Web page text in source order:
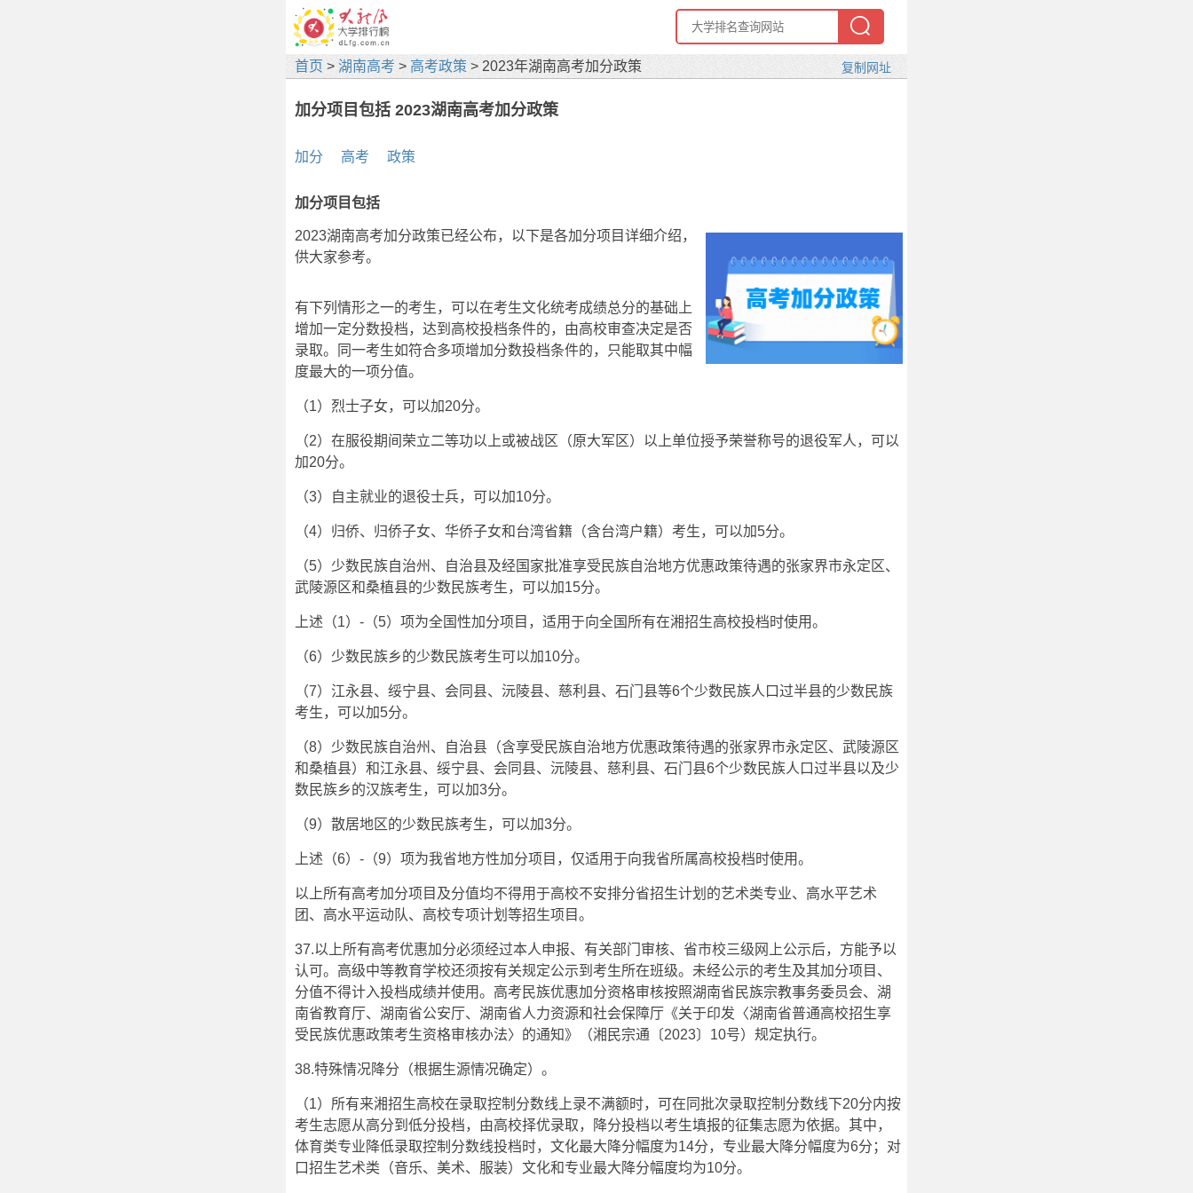
首页 > 湖南高考 > 高考政策 > 2023年湖南高考加分政策
加分项目包括 2023湖南高考加分政策
加分 高考 政策
加分项目包括
2023湖南高考加分政策已经公布，以下是各加分项目详细介绍，
供大家参考。
有下列情形之一的考生，可以在考生文化统考成绩总分的基础上
增加一定分数投档，达到高校投档条件的，由高校审查决定是否
录取。同一考生如符合多项增加分数投档条件的，只能取其中幅
度最大的一项分值。
（1）烈士子女，可以加20分。
（2）在服役期间荣立二等功以上或被战区（原大军区）以上单位授予荣誉称号的退役军人，可以
加20分。
（3）自主就业的退役士兵，可以加10分。
（4）归侨、归侨子女、华侨子女和台湾省籍（含台湾户籍）考生，可以加5分。
（5）少数民族自治州、自治县及经国家批准享受民族自治地方优惠政策待遇的张家界市永定区、
武陵源区和桑植县的少数民族考生，可以加15分。
上述（1）-（5）项为全国性加分项目，适用于向全国所有在湘招生高校投档时使用。
（6）少数民族乡的少数民族考生可以加10分。
（7）江永县、绥宁县、会同县、沅陵县、慈利县、石门县等6个少数民族人口过半县的少数民族
考生，可以加5分。
（8）少数民族自治州、自治县（含享受民族自治地方优惠政策待遇的张家界市永定区、武陵源区
和桑植县）和江永县、绥宁县、会同县、沅陵县、慈利县、石门县6个少数民族人口过半县以及少
数民族乡的汉族考生，可以加3分。
（9）散居地区的少数民族考生，可以加3分。
上述（6）-（9）项为我省地方性加分项目，仅适用于向我省所属高校投档时使用。
以上所有高考加分项目及分值均不得用于高校不安排分省招生计划的艺术类专业、高水平艺术
团、高水平运动队、高校专项计划等招生项目。
37.以上所有高考优惠加分必须经过本人申报、有关部门审核、省市校三级网上公示后，方能予以
认可。高级中等教育学校还须按有关规定公示到考生所在班级。未经公示的考生及其加分项目、
分值不得计入投档成绩并使用。高考民族优惠加分资格审核按照湖南省民族宗教事务委员会、湖
南省教育厅、湖南省公安厅、湖南省人力资源和社会保障厅《关于印发〈湖南省普通高校招生享
受民族优惠政策考生资格审核办法〉的通知》（湘民宗通〔2023〕10号）规定执行。
38.特殊情况降分（根据生源情况确定）。
（1）所有来湘招生高校在录取控制分数线上录不满额时，可在同批次录取控制分数线下20分内按
考生志愿从高分到低分投档，由高校择优录取，降分投档以考生填报的征集志愿为依据。其中，
体育类专业降低录取控制分数线投档时，文化最大降分幅度为14分，专业最大降分幅度为6分；对
口招生艺术类（音乐、美术、服装）文化和专业最大降分幅度均为10分。